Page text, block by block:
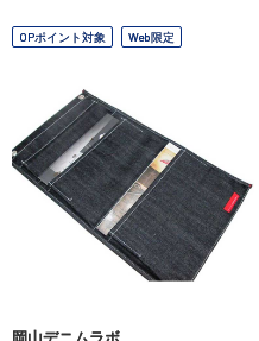
OPポイント対象 Web限定